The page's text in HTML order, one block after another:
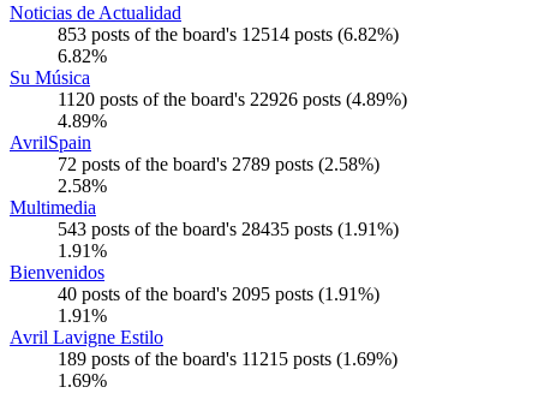
Noticias de Actualidad
853 posts of the board's 12514 posts (6.82%)
6.82%
Su Música
1120 posts of the board's 22926 posts (4.89%)
4.89%
AvrilSpain
72 posts of the board's 2789 posts (2.58%)
2.58%
Multimedia
543 posts of the board's 28435 posts (1.91%)
1.91%
Bienvenidos
40 posts of the board's 2095 posts (1.91%)
1.91%
Avril Lavigne Estilo
189 posts of the board's 11215 posts (1.69%)
1.69%